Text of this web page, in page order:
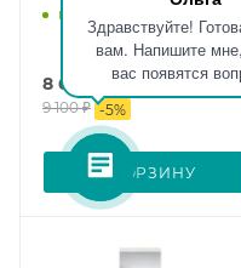
Здравствуйте!
вам. Напишите
вас появятся
в наличии
8 640 /шт
9 100₽ -5%
В КОРЗИНУ